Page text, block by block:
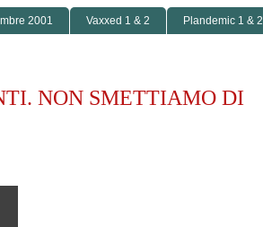
2001 Vaxxed 1 & 2 Plandemic 1 & 2
NON SMETTIAMO DI